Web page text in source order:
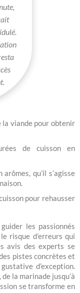
la viande pour obtenir
de cuisson en
qu’il s’agisse
pour rehausser
les passionnés
risque d’erreurs qui
avis des experts se
pistes concrètes et
d’exception.
la marinade jusqu’à
se transforme en